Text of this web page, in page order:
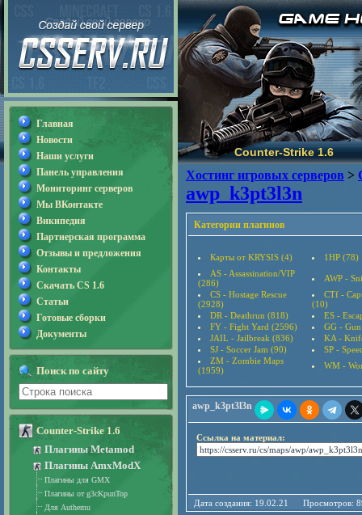
Counter-Strike 1.6
Хостинг игровых серверов >
awp_k3pt3l3n
Категории плагинов
Карты от KRYSIS (4)
1HP (78)
AS - Assassination/VIP
(286)
AWP -
CS - Hostage Rescue
(2928)
CTf -
(10)
DR - Deathrun (818)
ES -
FY - Fight Yard (2596)
GG -
JAIL - Jailbreak (836)
KA -
SJ - Soccer Jam (90)
SP -
ZM - Zombie Maps
(1959)
WM -
awp_k3pt3l3n
Ссылка на материал:
Дата создания: 19.02.21
Главная
Новости
Наши услуги
Панель управления
Мониторинг серверов
Мы ВКонтакте
Википедия
Партнерская программа
Отзывы и предложения
Контакты
Скачать CS 1.6
Статьи
Готовые сборки
Документы
Поиск по сайту
Counter-Strike 1.6
Плагины Metamod
Плагины AmxModX
Плагины для GMX
Плагины от g3cKpunTop
Для Authemu